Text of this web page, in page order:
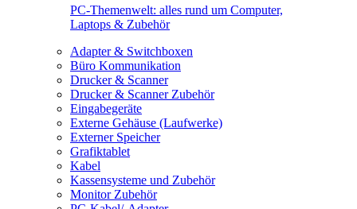
PC-Themenwelt: alles rund um Computer,
Laptops & Zubehör
Adapter & Switchboxen
Büro Kommunikation
Drucker & Scanner
Drucker & Scanner Zubehör
Eingabegeräte
Externe Gehäuse (Laufwerke)
Externer Speicher
Grafiktablet
Kabel
Kassensysteme und Zubehör
Monitor Zubehör